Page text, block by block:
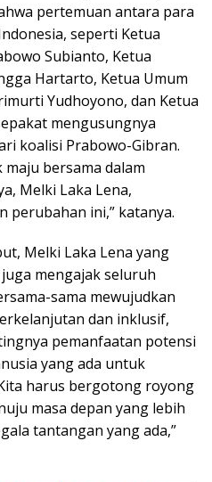
pertemuan antara para
seperti Ketua
Subianto, Ketua
Hartarto, Ketua Umum
Yudhoyono, dan Ketua
mengusungnya
koalisi Prabowo-Gibran.
bersama dalam
Melki Laka Lena,
perubahan ini,” katanya.
Melki Laka Lena yang
mengajak seluruh
sama mewujudkan
dan inklusif,
pemanfaatan potensi
yang ada untuk
harus bergotong royong
masa depan yang lebih
tantangan yang ada,”